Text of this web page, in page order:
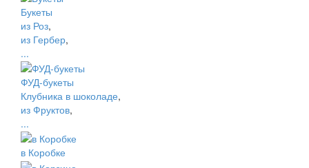
Букеты
из Роз,
из Гербер,
...
ФУД-букеты
Клубника в шоколаде,
из Фруктов,
...
в Коробке